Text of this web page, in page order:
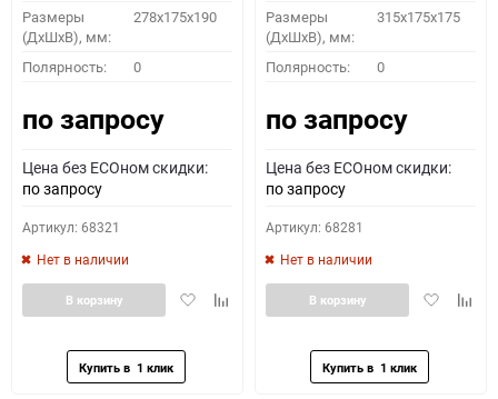
ПОДОБРАТЬ
Как определить полярность?
0 - обратная 1 - прямая 3 - обратная 4 - прямая
Размеры
(ДхШхВ), мм:
278x175x190
Полярность: 0
по запросу
Цена без ECOном скидки:
по запросу
Артикул: 68321
Нет в наличии
ДобавитьДобавить
В корзину
Размеры
(ДхШхВ), мм:
315x175x175
Полярность: 0
по запросу
Цена без ECOном скидки:
по запросу
Артикул: 68281
Нет в наличии
Добавить
В корзину